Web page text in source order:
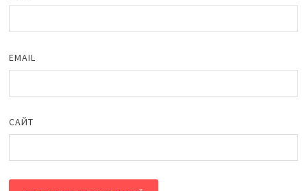
EMAIL
САЙТ